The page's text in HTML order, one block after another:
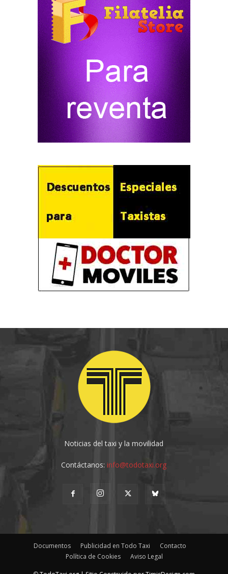
Noticias del taxi y la movilidad
Contáctanos:info@todotaxi.org
Documentos Publicidad en Todo Taxi
Contacto
Política de Cookies
Aviso Legal